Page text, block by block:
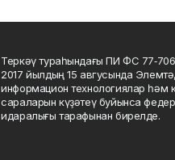
Теркәү тураһындағы ПИ ФС
2017 йылдың 15 авгусында Элемтә,
информацион технологиялар һәм
сараларын күҙәтеү буйынса
идаралығы тарафынан бирелде.